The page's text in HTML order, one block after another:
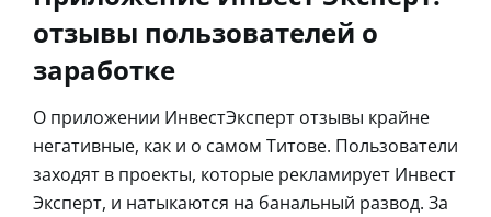
отзывы пользователей о
заработке
О приложении ИнвестЭксперт отзывы крайне
негативные, как и о самом Титове. Пользователи
заходят в проекты, которые рекламирует Инвест
Эксперт, и натыкаются на банальный развод. За